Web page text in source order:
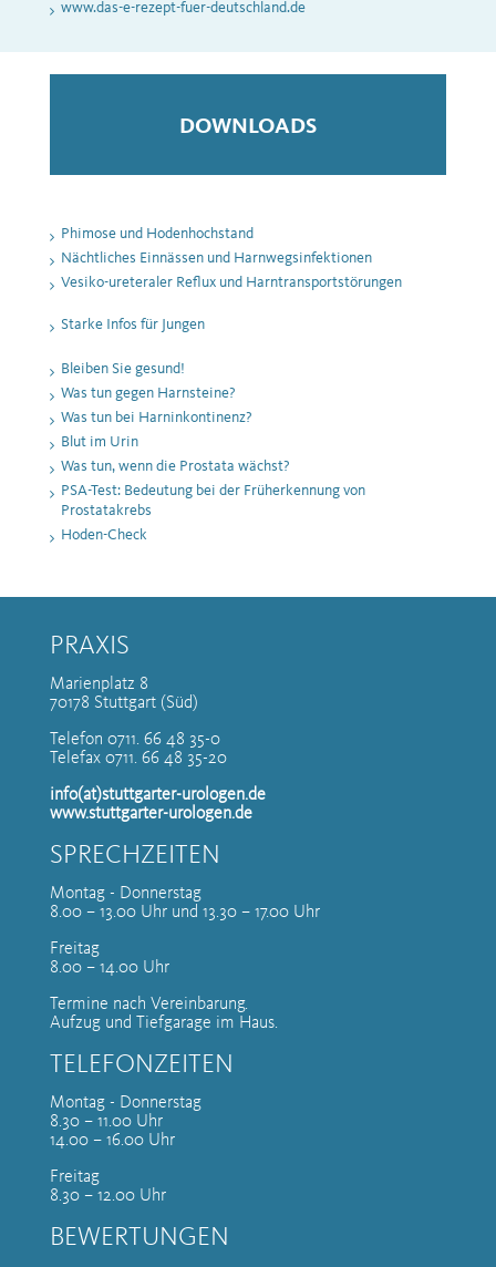
www.das-e-rezept-fuer-deutschland.de
DOWNLOADS
Phimose und Hodenhochstand
Nächtliches Einnässen und Harnwegsinfektionen
Vesiko-ureteraler Reflux und Harntransportstörungen
Starke Infos für Jungen
Bleiben Sie gesund!
Was tun gegen Harnsteine?
Was tun bei Harninkontinenz?
Blut im Urin
Was tun, wenn die Prostata wächst?
PSA-Test: Bedeutung bei der Früherkennung von
Prostatakrebs
Hoden-Check
PRAXIS
Marienplatz 8
70178 Stuttgart (Süd)
Telefon 0711. 66 48 35-0
Telefax 0711. 66 48 35-20
info(at)stuttgarter-urologen.de
www.stuttgarter-urologen.de
SPRECHZEITEN
Montag - Donnerstag
8.00 – 13.00 Uhr und 13.30 – 17.00 Uhr
Freitag
8.00 – 14.00 Uhr
Termine nach Vereinbarung.
Aufzug und Tiefgarage im Haus.
TELEFONZEITEN
Montag - Donnerstag
8.30 – 11.00 Uhr
14.00 – 16.00 Uhr
Freitag
8.30 – 12.00 Uhr
BEWERTUNGEN